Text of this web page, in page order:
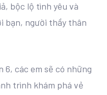
bộc lộ tình yêu và
bạn, người thầy thân
6, các em sẽ có những
trình khám phá vẻ